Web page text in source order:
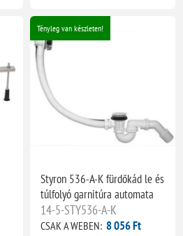
Tényleg van készleten!
Styron 536-A-K fürdőkád le és
túlfolyó garnitúra automata
14-5-STY536-A-K
CSAK A WEBEN: 8 056 Ft